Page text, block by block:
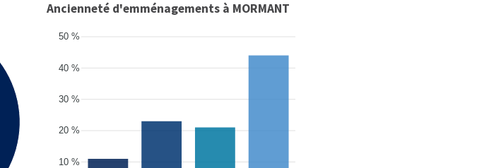
Ancienneté d'emménagements à MORMANT
50 %
40 %
30 %
20 %
10 %